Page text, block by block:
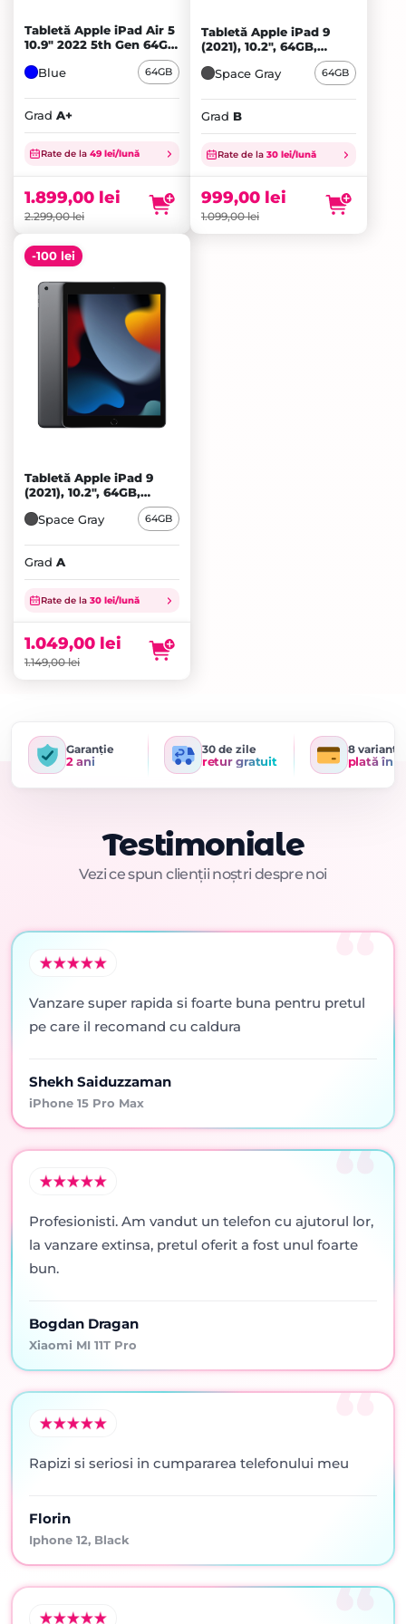
Tabletă Apple iPad Air 5
10.9" 2022 5th Gen 64GB
Blue
64GB
Grad A+
Rate de la 49 lei/lună
2.299,00lei
Prețul
inițial
fost:
2.299,00 lei.
1.899,00 lei
Prețul
este:
1.899,00 lei.
Tabletă Apple iPad 9
(2021), 10.2", 64GB,
Cellular, Space Gray - B
Space Gray
64GB
Grad B
Rate de la 30 lei/lună
1.099,00lei
Prețul
inițial
fost:
1.099,00 lei.
999,00 lei
Prețul
este:
999,00 lei.
-100 lei
Tabletă Apple iPad 9
(2021), 10.2", 64GB,
Cellular, Space Gray - A
Space Gray
64GB
Grad A
Rate de la 30 lei/lună
1.149,00lei
Prețul
inițial
fost:
1.149,00 lei.
1.049,00 lei
Prețul
este:
1.049,00 lei.
Garanție
2 ani
30 de zile
retur gratuit
8 variante
plată în
Testimoniale
Vezi ce spun clienții noștri despre noi
Vanzare super rapida si foarte buna pentru pretul
pe care il recomand cu caldura
Shekh Saiduzzaman
iPhone 15 Pro Max
Profesionisti. Am vandut un telefon cu ajutorul lor,
la vanzare extinsa, pretul oferit a fost unul foarte
bun.
Bogdan Dragan
Xiaomi MI 11T Pro
Rapizi si seriosi in cumpararea telefonului meu
Florin
Iphone 12, Black